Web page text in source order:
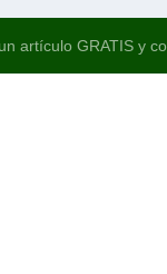
artículo GRATIS y